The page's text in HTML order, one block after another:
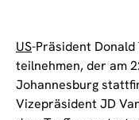
US-Präsident
teilnehmen, der am
Johannesburg
Vizepräsident JD